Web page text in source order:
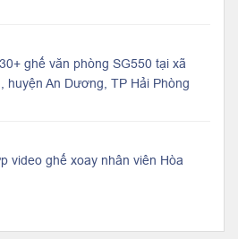
ghế văn phòng SG550 tại xã
huyện An Dương, TP Hải Phòng
video ghế xoay nhân viên Hòa